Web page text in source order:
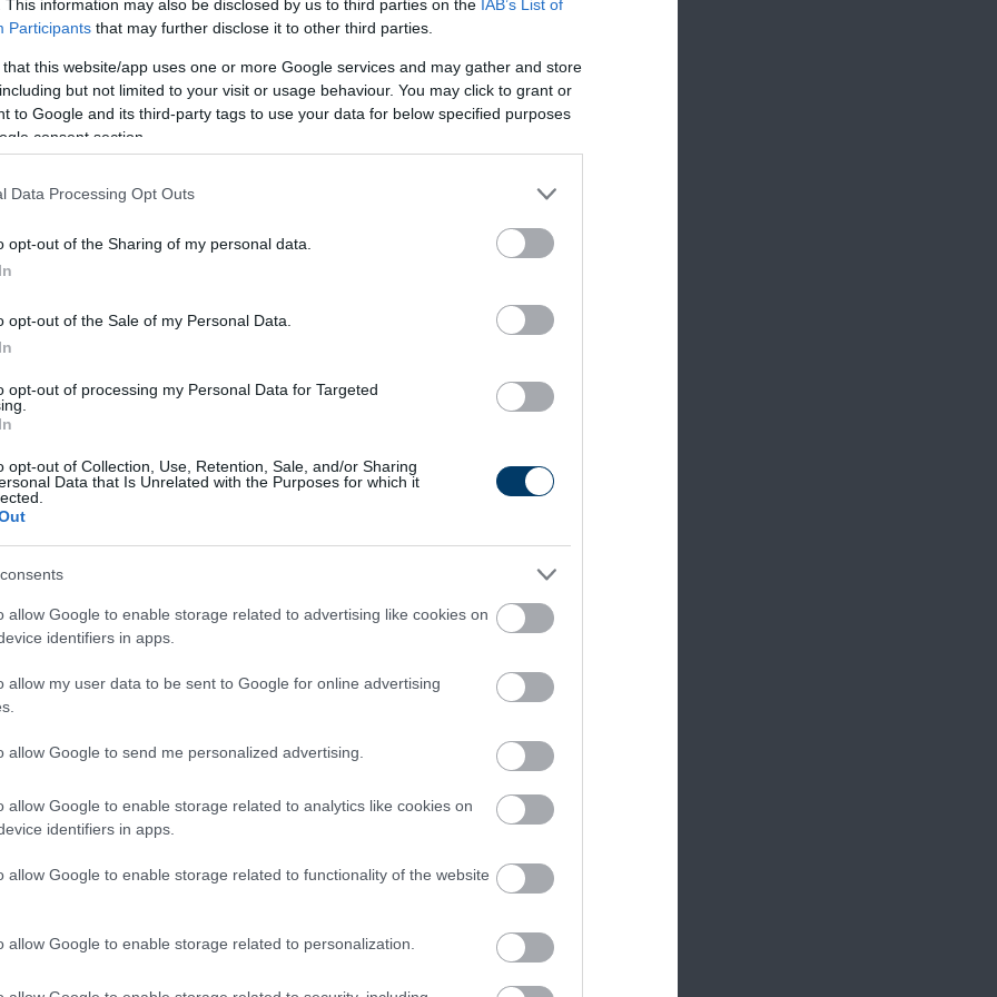
This information may also be disclosed by us to third parties on the IAB’s List of
Participants that may further disclose it to other third parties.
that this website/app uses one or more Google services and may gather and store
but not limited to your visit or usage behaviour. You may click to grant or
to Google and its third-party tags to use your data for below specified purposes
consent section.
Data Processing Opt Outs
opt-out of the Sharing of my personal data.
opt-out of the Sale of my Personal Data.
opt-out of processing my Personal Data for Targeted
opt-out of Collection, Use, Retention, Sale, and/or Sharing
Data that Is Unrelated with the Purposes for which it
allow Google to enable storage related to advertising like cookies on
identifiers in apps.
allow my user data to be sent to Google for online advertising
allow Google to send me personalized advertising.
allow Google to enable storage related to analytics like cookies on
identifiers in apps.
allow Google to enable storage related to functionality of the website
allow Google to enable storage related to personalization.
kötelezővé tevő első törvények egyikét, amely minden
az osztályhovatartozásuktól.
fordulatot vett, mielőtt Oscar-díjas színésznővé vált. Mielőtt a
vállalt, többek között halványítószert és sminket árusított a
munka adta meg számára a későbbi humorérzékét.
az izzólámpa feltalálójaként vált ismertté, kísérletei során több mint
ismert, de szokatlan találmánya a betonból készült bútorok,
új felhasználási módjait kutatta.
5 h 5 min 10 h 50 min